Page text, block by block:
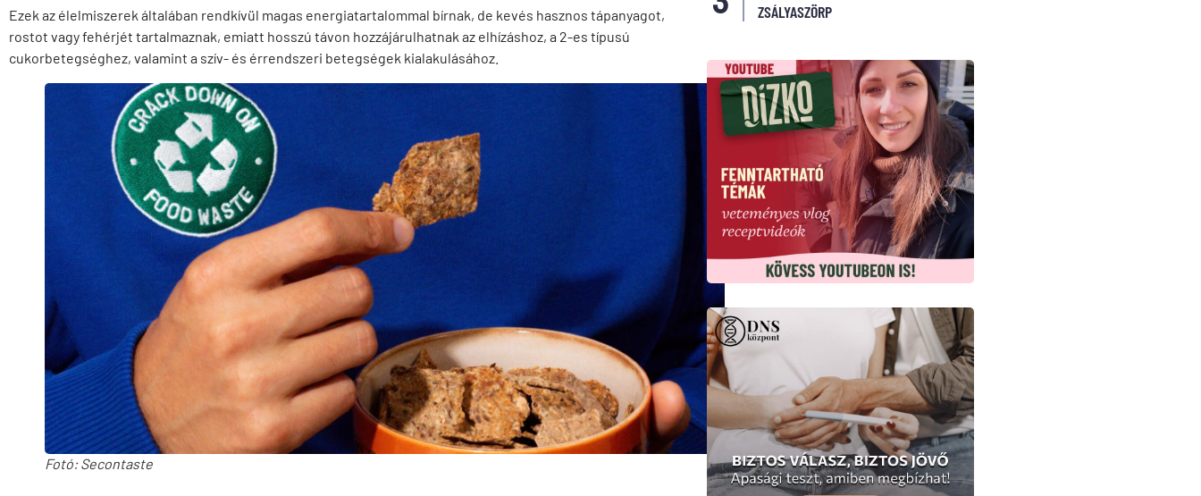
Ezek az élelmiszerek általában rendkívül magas energiatartalommal bírnak, de kevés hasznos tápanyagot,
rostot vagy fehérjét tartalmaznak, emiatt hosszú távon hozzájárulhatnak az elhízáshoz, a 2-es típusú
cukorbetegséghez, valamint a szív- és érrendszeri betegségek kialakulásához.
Fotó: Secontaste
ZSÁLYASZÖRP